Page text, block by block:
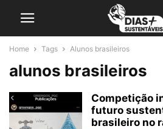
Home Tags Alunos brasileiros
alunos brasileiros
Competição
futuro
brasileiro no